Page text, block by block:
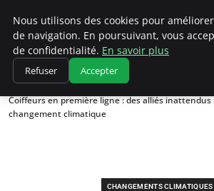
Climatedebtagents
Accueil
Changements climatiques
Coiffeurs en première ligne : des alliés
changement climatique
CHANGEMENTS CLIMATIQUES
Nous utilisons des cookies pour
de navigation. En poursuivant, vous
de confidentialité. En savoir plus
Refuser Accepter